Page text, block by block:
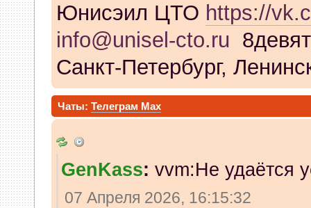
Юнисэил ЦТО https://
info@unisel-cto.ru
Санкт-Петербург,
Чаты:Телеграм Max
GenKass: vvm:Не удаётся
07 Апреля 2026, 16:15:32